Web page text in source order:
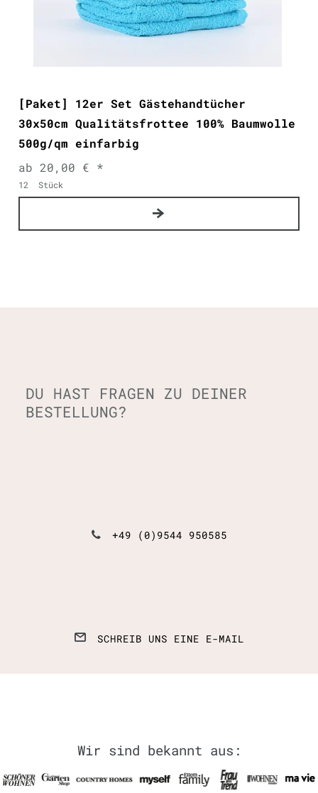
[Paket] 12er Set Gästehandtücher
30x50cm Qualitätsfrottee 100% Baumwolle
500g/qm einfarbig
ab 20,00 € *
12 Stück
DU HAST FRAGEN ZU DEINER
BESTELLUNG?
+49 (0)9544 950585
SCHREIB UNS EINE E-MAIL
Wir sind bekannt aus: